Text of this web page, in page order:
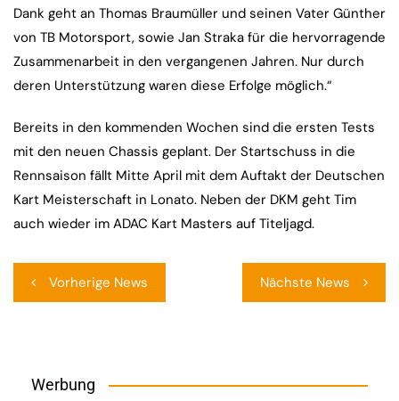
Dank geht an Thomas Braumüller und seinen Vater Günther
von TB Motorsport, sowie Jan Straka für die hervorragende
Zusammenarbeit in den vergangenen Jahren. Nur durch
deren Unterstützung waren diese Erfolge möglich.“
Bereits in den kommenden Wochen sind die ersten Tests
mit den neuen Chassis geplant. Der Startschuss in die
Rennsaison fällt Mitte April mit dem Auftakt der Deutschen
Kart Meisterschaft in Lonato. Neben der DKM geht Tim
auch wieder im ADAC Kart Masters auf Titeljagd.
Vorherige News Nächste News
Werbung